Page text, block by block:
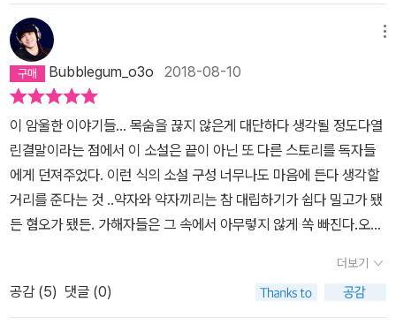
독교집단이 쿠데타를 일으켜 세운 길리어드로 모든 것이 변하게 됩니
다.오브프레드(자신의 이름은 잃어버린 채 사령관 이름으로 프레드의
시녀는 '오브프레드'가 됩니다. 하지만 'of Fred'는 'off red'로 해석
될 수 있음에...)로 살아가면서 그저 버티며 살아남아 언젠간 자신이
알고 있는 이야기를 다른 이에게 전하겠다고, 그러니 평상시와 다름
없이 무시하며 살아간다고...​어쩌면 이 모든 일은 통제의 문제가 아닐
지 모른다. 누가 누구를 소유하고, 누가 누구한테 어떤 짓을 해도, 심
지어 살인을 해도 벌을 받지 않아도 된다던가 하는 그런 문제가 아닐
지 모른다. 누구는 앉을 수 있고 누구는 꿇어앉거나 일어서거나 다리
는 누가 누구한테 어떤 짓을 저질러도 용서받을 수 있다는 것일지도
모른다. 결국 다 마찬가지라는 말만큼은 절대 내 앞에서 하지 마라. -
page 235​그렇기에 오브프레드는 탈출을 결심하게 됩니다.벗어난다
스토피아를 만들 수 있다는 그녀의 상상력에 놀라울 뿐이다.그리고 1
985년에 이 책이 출판된 되었다는 사실도 그녀의 통찰력에 대해 다
시 한번 생각하게 만든다.이 책을 좀 더 일찍 만났으면, 애드우트의 열
광적인 팬이 되었을텐데. 물론 지금 열광적인 팬이 되었지만.... 늦게
읽는게 아쉽기만 하다.그리고 이 책을 다시 한번 더 읽고 싶다.
Bubblegum_o3o 2018-08-10
이 암울한 이야기들... 목숨을 끊지 않은게 대단하다 생각될 정도다열
린결말이라는 점에서 이 소설은 끝이 아닌 또 다른 스토리를 독자들
에게 던져주었다. 이런 식의 소설 구성 너무나도 마음에 든다 생각할
거리를 준다는 것 ..약자와 약자끼리는 참 대립하기가 쉽다 밀고가 됐
든 혐오가 됐든. 가해자들은 그 속에서 아무렇지 않게 쏙 빠진다.오브
디스토피아를 만들어낸 장본인을 소설 후반부에선 동정하고 있다 (사
실 가장 증오해야 할 대상임에도 불구하고)그에 반해 이 시스템의 가
더보기
공감 (5) 댓글 (0)